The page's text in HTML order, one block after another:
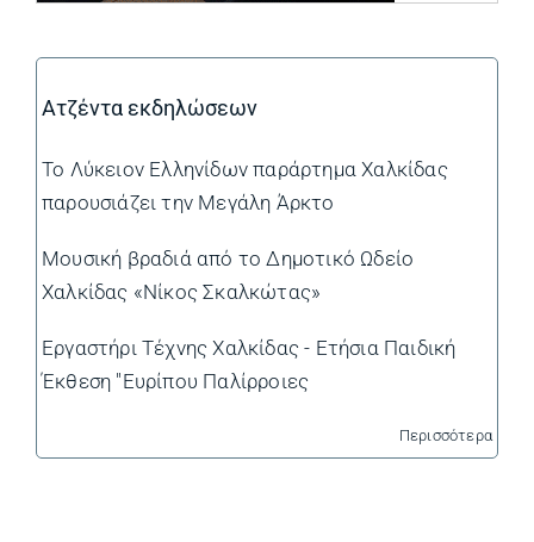
Ατζέντα εκδηλώσεων
Το Λύκειον Ελληνίδων παράρτημα Χαλκίδας
παρουσιάζει την Μεγάλη Άρκτο
Μουσική βραδιά από το Δημοτικό Ωδείο
Χαλκίδας «Νίκος Σκαλκώτας»
Εργαστήρι Τέχνης Χαλκίδας - Ετήσια Παιδική
Έκθεση "Ευρίπου Παλίρροιες
Περισσότερα